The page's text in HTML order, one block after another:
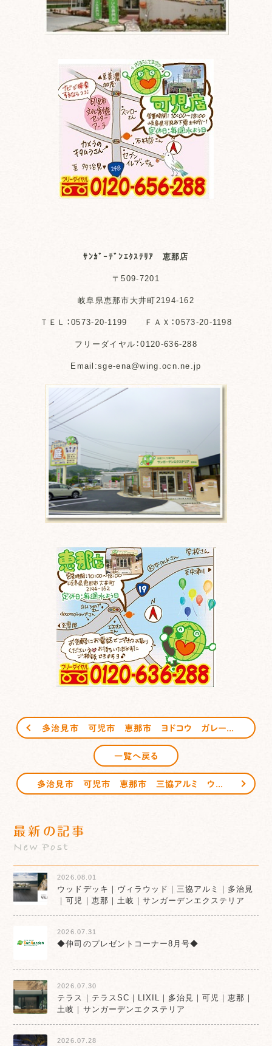
ｻﾝｶﾞｰﾃﾞﾝｴｸｽﾃﾘｱ 恵那店
〒509-7201
岐阜県恵那市大井町2194-162
ＴＥＬ：0573-20-1199 ＦＡＸ：0573-20-1198
フリーダイヤル：0120-636-288
Email:sge-ena@wing.ocn.ne.jp
一覧へ戻る
最新の記事
New Post
2026.08.01
ウッドデッキ｜ヴィラウッド｜三協アルミ｜多治見
｜可児｜恵那｜土岐｜サンガーデンエクステリア
2026.07.31
◆伸司のプレゼントコーナー8月号◆
2026.07.30
テラス｜テラスSC｜LIXIL｜多治見｜可児｜恵那｜
土岐｜サンガーデンエクステリア
2026.07.28